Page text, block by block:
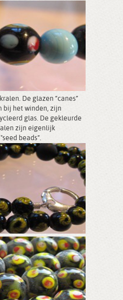
De glazen “canes”
bij het winden, zijn
glas. De gekleurde
zijn eigenlijk
beads”.